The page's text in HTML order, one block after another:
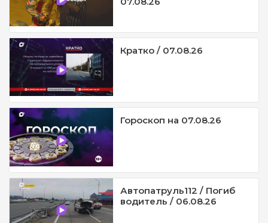
Кратко / 07.08.26
Гороскоп на 07.08.26
Автопатруль112 / Погиб
водитель / 06.08.26